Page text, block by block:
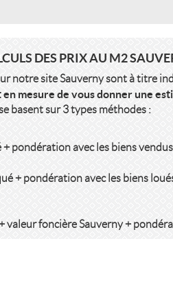
DES PRIX AU M2
notre site Sauverny sont à titre
mesure de vous donner une
basent sur 3 types méthodes :
pondération avec les biens
+ pondération avec les biens
foncière Sauverny +